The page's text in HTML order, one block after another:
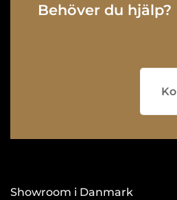
Behöver du hjälp?
Showroom i Danmark